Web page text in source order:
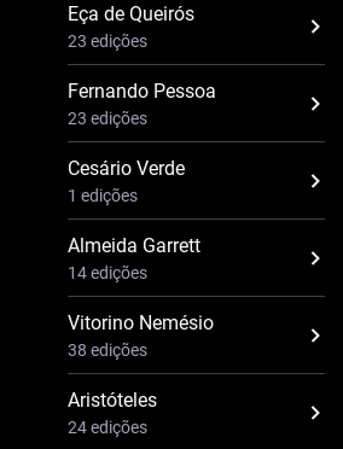
Eça de Queirós
23 edições
Fernando Pessoa
23 edições
Cesário Verde
1 edições
Almeida Garrett
14 edições
Vitorino Nemésio
38 edições
Aristóteles
24 edições